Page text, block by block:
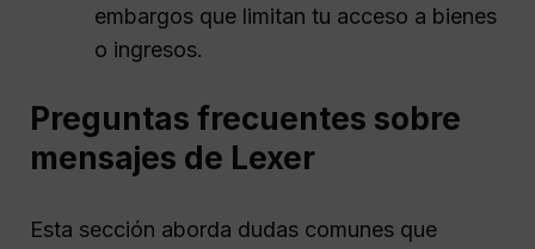
embargos que limitan tu acceso a bienes
o ingresos.
Preguntas frecuentes sobre
mensajes de Lexer
Esta sección aborda dudas comunes que